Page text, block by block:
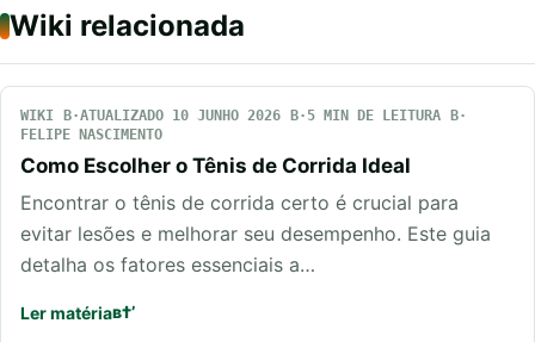
Wiki relacionada
WIKI ATUALIZADO 10 JUNHO 2026
5 MIN DE LEITURA
FELIPE NASCIMENTO
Como Escolher o Tênis de Corrida Ideal
Encontrar o tênis de corrida certo é crucial para
evitar lesões e melhorar seu desempenho. Este guia
detalha os fatores essenciais a…
Ler matéria